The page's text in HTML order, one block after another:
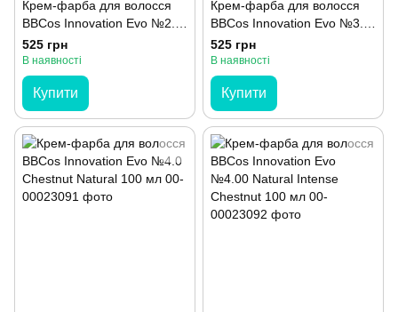
Крем-фарба для волосся
BBCos Innovation Evo №2.0
Brown 100 мл
525 грн
В наявності
Купити
Крем-фарба для волосся
BBCos Innovation Evo №3.0
Dark Brown 100 мл
525 грн
В наявності
Купити